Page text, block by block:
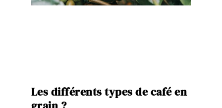
Les différents types de café en